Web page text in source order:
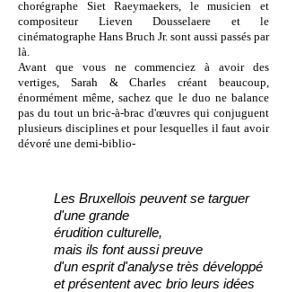
chorégraphe Siet Raeymaekers, le musicien et
compositeur Lieven Dousselaere et le
cinématographe Hans Bruch Jr. sont aussi passés par
là.
Avant que vous ne commenciez à avoir des
vertiges, Sarah & Charles créant beaucoup,
énormément même, sachez que le duo ne balance
pas du tout un bric-à-brac d'œuvres qui conjuguent
plusieurs disciplines et pour lesquelles il faut avoir
dévoré une demi-biblio-
Les Bruxellois peuvent se targuer
d'une grande
érudition culturelle,
mais ils font aussi preuve
d'un esprit d'analyse très développé
et présentent avec brio leurs idées